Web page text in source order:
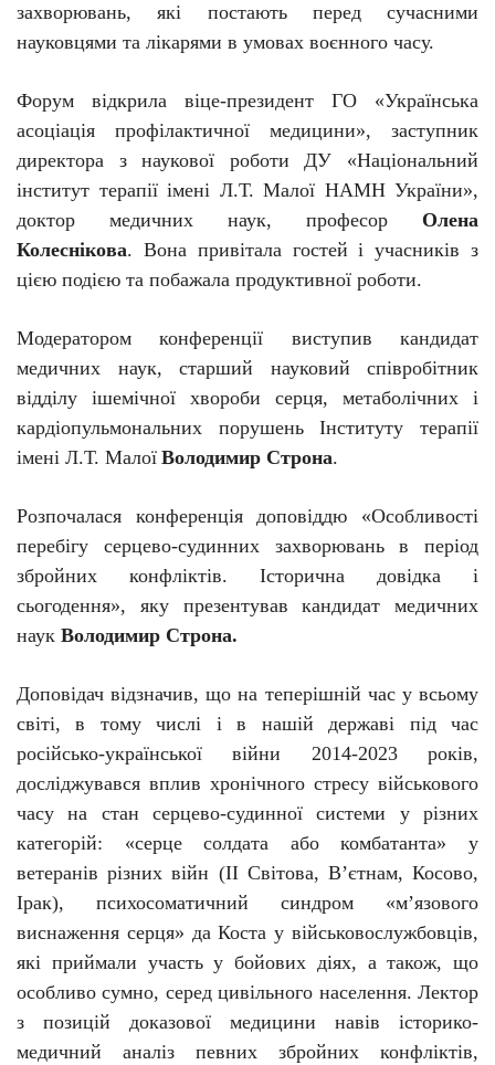
захворювань, які постають перед сучасними
науковцями та лікарями в умовах воєнного часу.
Форум відкрила віце-президент ГО «Українська
асоціація профілактичної медицини», заступник
директора з наукової роботи ДУ «Національний
інститут терапії імені Л.Т. Малої НАМН України»,
доктор медичних наук, професор Олена
Колеснікова. Вона привітала гостей і учасників з
цією подією та побажала продуктивної роботи.
Модератором конференції виступив кандидат
медичних наук, старший науковий співробітник
відділу ішемічної хвороби серця, метаболічних і
кардіопульмональних порушень Інституту терапії
імені Л.Т. Малої Володимир Строна.
Розпочалася конференція доповіддю «Особливості
перебігу серцево-судинних захворювань в період
збройних конфліктів. Історична довідка і
сьогодення», яку презентував кандидат медичних
наук Володимир Строна.
Доповідач відзначив, що на теперішній час у всьому
світі, в тому числі і в нашій державі під час
російсько-української війни 2014-2023 років,
досліджувався вплив хронічного стресу військового
часу на стан серцево-судинної системи у різних
категорій: «серце солдата або комбатанта» у
ветеранів різних війн (ІІ Світова, В’єтнам, Косово,
Ірак), психосоматичний синдром «м’язового
виснаження серця» да Коста у військовослужбовців,
які приймали участь у бойових діях, а також, що
особливо сумно, серед цивільного населення. Лектор
з позицій доказової медицини навів історико-
медичний аналіз певних збройних конфліктів,